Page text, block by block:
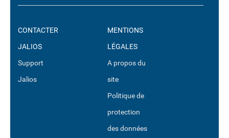
CONTACTER
JALIOS
Support
Jalios
MENTIONS
LÉGALES
A propos du
site
Politique de
protection
des données